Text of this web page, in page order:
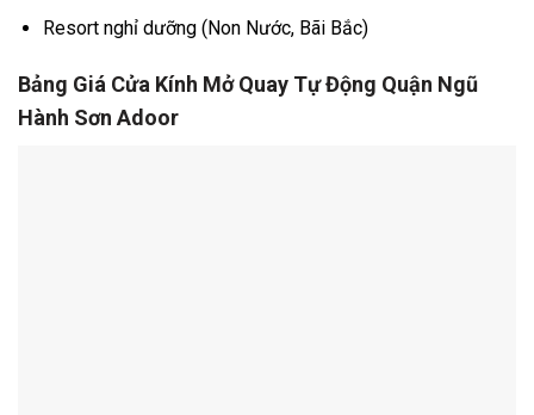
Resort nghỉ dưỡng (Non Nước, Bãi Bắc)
Bảng Giá Cửa Kính Mở Quay Tự Động Quận Ngũ
Hành Sơn Adoor